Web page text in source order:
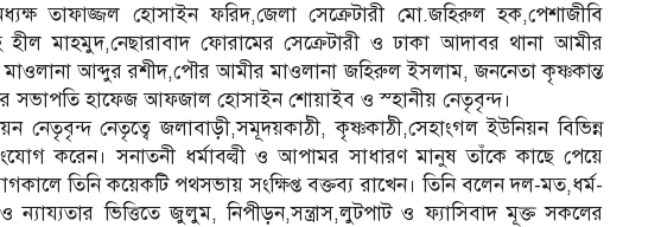
তাফাজ্জল হোসাইন ফরিদ,জেলা সেক্রেটারী মো.জহিরুল হক,পেশাজীবি
হীল মাহমুদ,নেছারাবাদ ফোরামের সেক্রেটারী ও ঢাকা আদাবর থানা আমীর
আব্দুর রশীদ,পৌর আমীর মাওলানা জহিরুল ইসলাম, জননেতা কৃষ্ণকান্ত
সভাপতি হাফেজ আফজাল হোসাইন শোয়াইব ও স্হানীয় নেতৃবৃন্দ।
নেতৃত্বে জলাবাড়ী,সমূদয়কাঠী, কৃষ্ণকাঠী,সেহাংগল ইউনিয়ন বিভিন্ন
করেন। সনাতনী ধর্মাবল্বী ও আপামর সাধারণ মানুষ তাঁকে কাছে পেয়ে
তিনি কয়েকটি পথসভায় সংক্ষিপ্ত বক্তব্য রাখেন। তিনি বলেন দল-মত,ধর্ম-
ন্যায্যতার ভিত্তিতে জুলুম, নিপীড়ন,সন্ত্রাস,লুটপাট ও ফ্যাসিবাদ মূক্ত সকলের